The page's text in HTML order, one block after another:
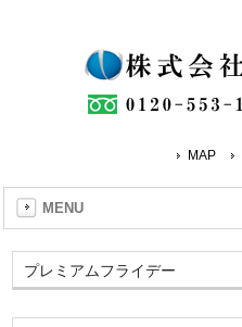
MAP
MENU
プレミアムフライデー